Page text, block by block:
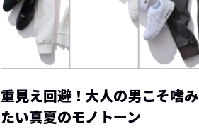
重見え回避！大人の男こそ嗜み
たい真夏のモノトーン